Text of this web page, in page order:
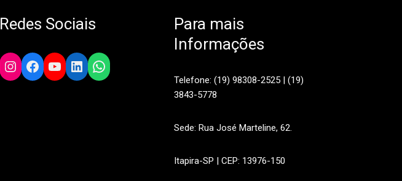
Redes Sociais
Instagram
Facebook
YouTube
LinkedIn
WhatsApp
Para mais
Informações
Telefone: (19) 98308-2525 | (19)
3843-5778
Sede: Rua José Marteline, 62.
Itapira-SP | CEP: 13976-150